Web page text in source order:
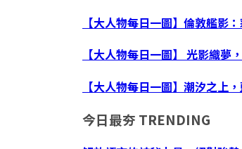
【大人物每日一圖】倫敦艦影
【大人物每日一圖】 光影織夢
【大人物每日一圖】潮汐之上
今日最夯 TRENDING